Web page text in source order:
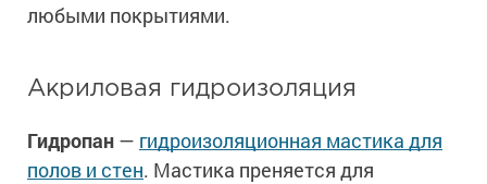
любыми покрытиями.
Акриловая гидроизоляция
Гидропан — гидроизоляционная мастика для
полов и стен. Мастика преняется для